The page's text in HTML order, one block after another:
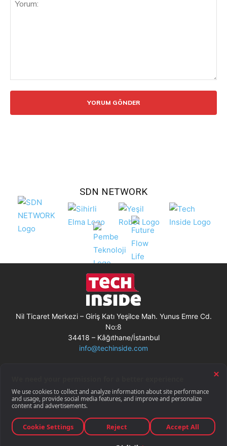
SDN NETWORK
Nil Ticaret Merkezi – Giriş Katı Yeşilce Mah. Yunus Emre Cd.
No:8
34418 – Kâğıthane/İstanbul
info@techinside.com
Gizlilik Bildirimi
RSS
© Techinside.com, İnternet Medyası